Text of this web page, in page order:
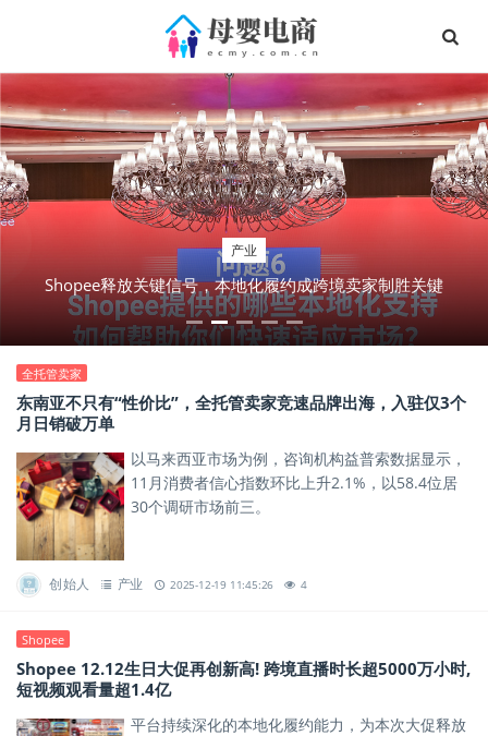
产业
Shopee释放关键信号，本地化履约成跨境卖家制胜关键
资讯
新学期新装备 | 「开学装备大作战」引领全新品类营销方式，
国补数码乘风爆发
全托管卖家
东南亚不只有“性价比”，全托管卖家竞速品牌出海，入驻仅3个
月日销破万单
以马来西亚市场为例，咨询机构益普索数据显示，
11月消费者信心指数环比上升2.1%，以58.4位居
30个调研市场前三。
创始人 产业 2025-12-19 11:45:26 4
Shopee
Shopee 12.12生日大促再创新高! 跨境直播时长超5000万小时,
短视频观看量超1.4亿
平台持续深化的本地化履约能力，为本次大促释放